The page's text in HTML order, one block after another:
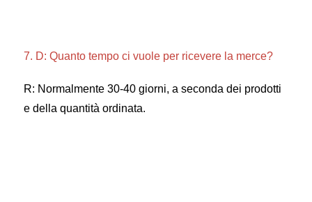
7. D: Quanto tempo ci vuole per ricevere la merce?
R: Normalmente 30-40 giorni, a seconda dei prodotti
e della quantità ordinata.